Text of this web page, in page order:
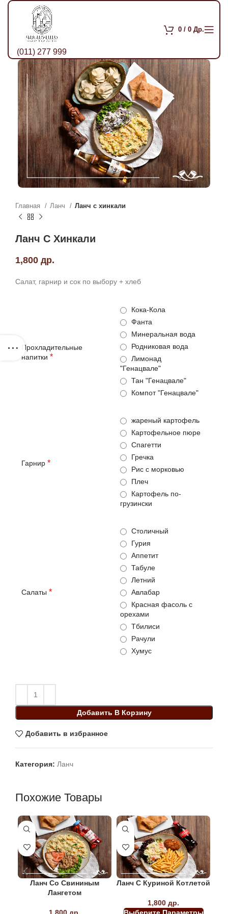
(011) 277 999
0 / 0 Др.
Главная Ланч Ланч с хинкали
Ланч С Хинкали
1,800 др.
Салат, гарнир и сок по выбору + хлеб
Прохладительные
напитки *
Кока-Кола
Фанта
Минеральная вода
Родниковая вода
Лимонад
"Генацвале"
Тан "Генацвале"
Компот "Генацвале"
Гарнир *
жареный картофель
Картофельное пюре
Спагетти
Гречка
Рис с морковью
Плеч
Картофель по-
грузински
Салаты *
Столичный
Гурия
Аппетит
Табуле
Летний
Авлабар
Красная фасоль с
орехами
Тбилиси
Рачули
Хумус
Добавить В Корзину
Добавить в избранное
Категория: Ланч
Похожие Товары
Ланч Со Свининым
Лангетом
1,800 др.
Ланч С Куриной Котлетой
1,800 др.
Выберите Параметры